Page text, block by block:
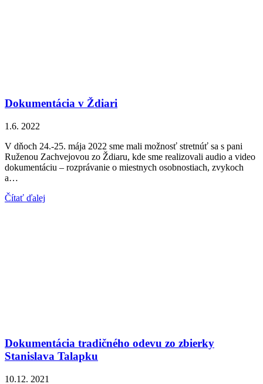
Dokumentácia v Ždiari
1.6. 2022
V dňoch 24.-25. mája 2022 sme mali možnosť stretnúť sa s pani
Ruženou Zachvejovou zo Ždiaru, kde sme realizovali audio a video
dokumentáciu – rozprávanie o miestnych osobnostiach, zvykoch
a…
Čítať ďalej
Dokumentácia tradičného odevu zo zbierky
Stanislava Talapku
10.12. 2021